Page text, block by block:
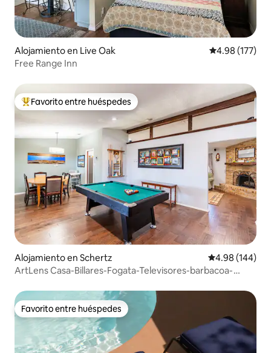
Alojamiento en Live Oak Calificación
4.98 (177)
Free Range Inn
Favorito entre huéspedes preferido
Favorito entre huéspedes
Alojamiento en Schertz Calificación
4.98 (144)
ArtLens Casa-Billares-Fogata-Televisores-barbacoa-
Favorito entre huéspedes
Favorito entre huéspedes